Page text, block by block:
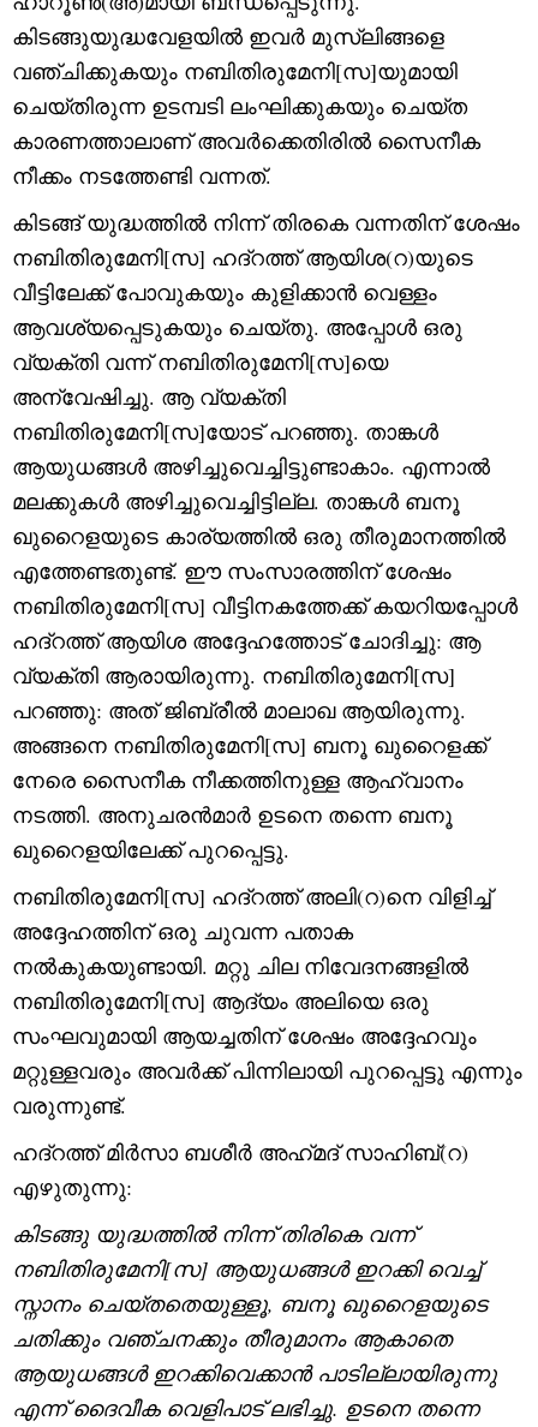
കിടങ്ങുയുദ്ധവേളയിൽ ഇവർ മുസ്‌ലിങ്ങളെ
വഞ്ചിക്കുകയും നബിതിരുമേനി[സ]യുമായി
ചെയ്തിരുന്ന ഉടമ്പടി ലംഘിക്കുകയും ചെയ്ത
കാരണത്താലാണ് അവർക്കെതിരിൽ സൈനീക
നീക്കം നടത്തേണ്ടി വന്നത്.
കിടങ്ങ് യുദ്ധത്തില്‍ നിന്ന്‍ തിരകെ വന്നതിന് ശേഷം
നബിതിരുമേനി[സ] ഹദ്റത്ത് ആയിശ(റ)യുടെ
വീട്ടിലേക്ക് പോവുകയും കുളിക്കാൻ വെള്ളം
ആവശ്യപ്പെടുകയും ചെയ്തു. അപ്പോൾ ഒരു
വ്യക്തി വന്ന് നബിതിരുമേനി[സ]യെ
അന്വേഷിച്ചു. ആ വ്യക്തി
നബിതിരുമേനി[സ]യോട് പറഞ്ഞു. താങ്കൾ
ആയുധങ്ങൾ അഴിച്ചുവെച്ചിട്ടുണ്ടാകാം. എന്നാൽ
മലക്കുകൾ അഴിച്ചുവെച്ചിട്ടില്ല. താങ്കൾ ബനൂ
ഖുറൈളയുടെ കാര്യത്തിൽ ഒരു തീരുമാനത്തിൽ
എത്തേണ്ടതുണ്ട്. ഈ സംസാരത്തിന് ശേഷം
നബിതിരുമേനി[സ] വീട്ടിനകത്തേക്ക് കയറിയപ്പോൾ
ഹദ്റത്ത് ആയിശ അദ്ദേഹത്തോട് ചോദിച്ചു: ആ
വ്യക്തി ആരായിരുന്നു. നബിതിരുമേനി[സ]
പറഞ്ഞു: അത് ജിബ്‌രീൽ മാലാഖ ആയിരുന്നു.
അങ്ങനെ നബിതിരുമേനി[സ] ബനൂ ഖുറൈളക്ക്
നേരെ സൈനീക നീക്കത്തിനുള്ള ആഹ്വാനം
നടത്തി. അനുചരൻമാർ ഉടനെ തന്നെ ബനൂ
ഖുറൈളയിലേക്ക് പുറപ്പെട്ടു.
നബിതിരുമേനി[സ] ഹദ്റത്ത് അലി(റ)നെ വിളിച്ച്
അദ്ദേഹത്തിന് ഒരു ചുവന്ന പതാക
നൽകുകയുണ്ടായി. മറ്റു ചില നിവേദനങ്ങളിൽ
നബിതിരുമേനി[സ] ആദ്യം അലിയെ ഒരു
സംഘവുമായി ആയച്ചതിന് ശേഷം അദ്ദേഹവും
മറ്റുള്ളവരും അവർക്ക് പിന്നിലായി പുറപ്പെട്ടു എന്നും
വരുന്നുണ്ട്.
ഹദ്റത്ത് മിർസാ ബശീർ അഹ്‌മദ്‌ സാഹിബ്(റ)
എഴുതുന്നു:
കിടങ്ങു യുദ്ധത്തിൽ നിന്ന് തിരികെ വന്ന്
നബിതിരുമേനി[സ] ആയുധങ്ങൾ ഇറക്കി വെച്ച്
സ്നാനം ചെയ്തതെയുള്ളൂ, ബനൂ ഖുറൈളയുടെ
ചതിക്കും വഞ്ചനക്കും തീരുമാനം ആകാതെ
ആയുധങ്ങൾ ഇറക്കിവെക്കാൻ പാടില്ലായിരുന്നു
എന്ന് ദൈവീക വെളിപാട് ലഭിച്ചു. ഉടനെ തന്നെ